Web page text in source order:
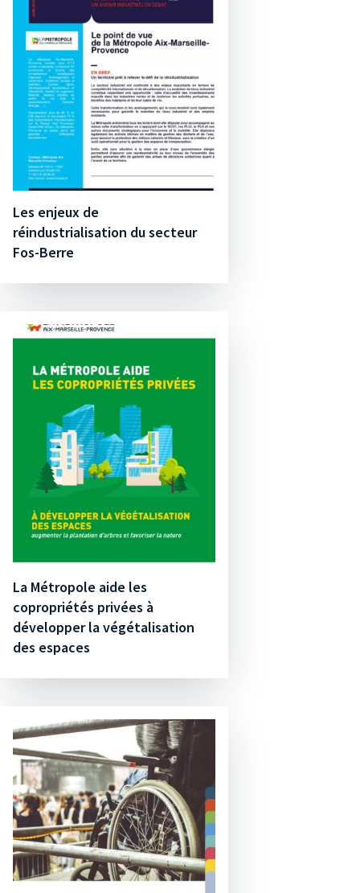
Les enjeux de
réindustrialisation du secteur
Fos-Berre
La Métropole aide les
copropriétés privées à
développer la végétalisation
des espaces